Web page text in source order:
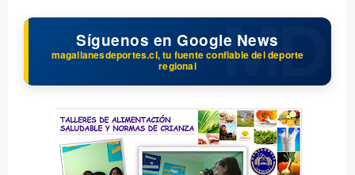
Síguenos en Google News
magallanesdeportes.cl, tu fuente confiable del deporte
regional